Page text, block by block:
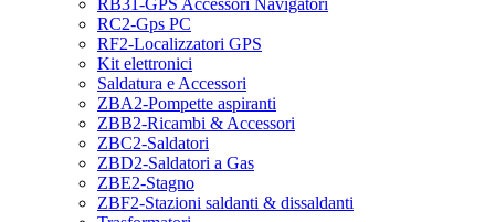
RB31-GPS Accessori Navigatori
RC2-Gps PC
RF2-Localizzatori GPS
Kit elettronici
Saldatura e Accessori
ZBA2-Pompette aspiranti
ZBB2-Ricambi & Accessori
ZBC2-Saldatori
ZBD2-Saldatori a Gas
ZBE2-Stagno
ZBF2-Stazioni saldanti & dissaldanti